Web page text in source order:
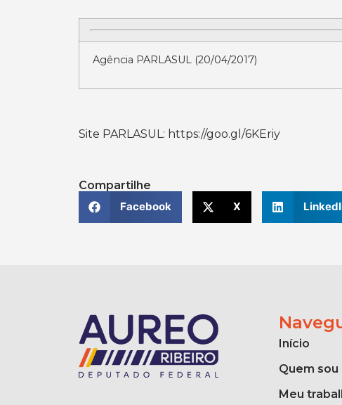
Agência PARLASUL (20/04/2017)
Site PARLASUL: https://goo.gl/6KEriy
Compartilhe
Facebook
X
Início
Quem sou
Meu